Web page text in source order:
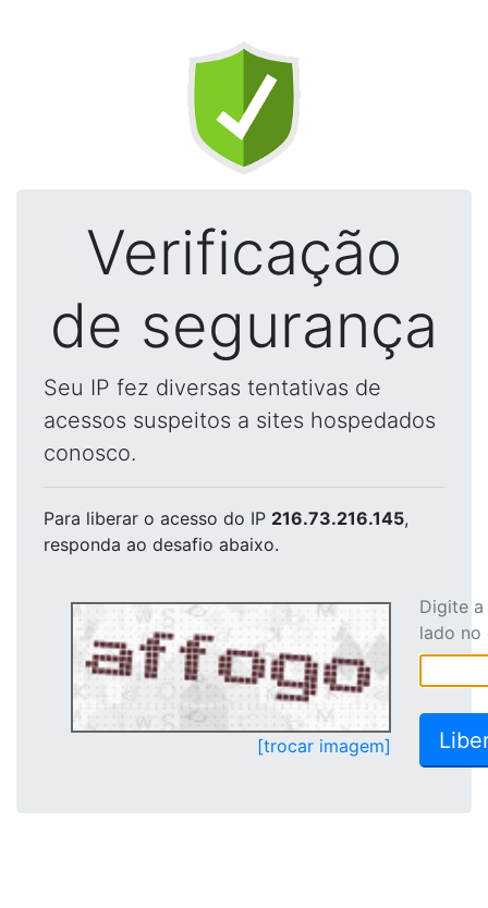
Verificação
de segurança
Seu IP fez diversas tentativas de
acessos suspeitos a sites hospedados
conosco.
Para liberar o acesso do IP 216.73.216.145,
responda ao desafio abaixo.
[trocar imagem]
Digite
lado no